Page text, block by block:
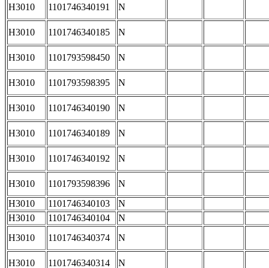
H3010
1101746340191 N
H3010 1101746340185 N
H3010 1101793598450 N
H3010 1101793598395 N
H3010 1101746340190 N
H3010 1101746340189 N
H3010 1101746340192 N
H3010 1101793598396
N
H3010
1101746340103
N
H3010
1101746340104
N
H3010
1101746340374 N
H3010 1101746340314 N